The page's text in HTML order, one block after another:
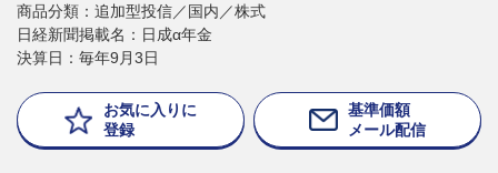
商品分類：追加型投信／国内／株式
日経新聞掲載名：日成α年金
決算日：毎年9月3日
お気に入りに
登録
基準価額
メール配信